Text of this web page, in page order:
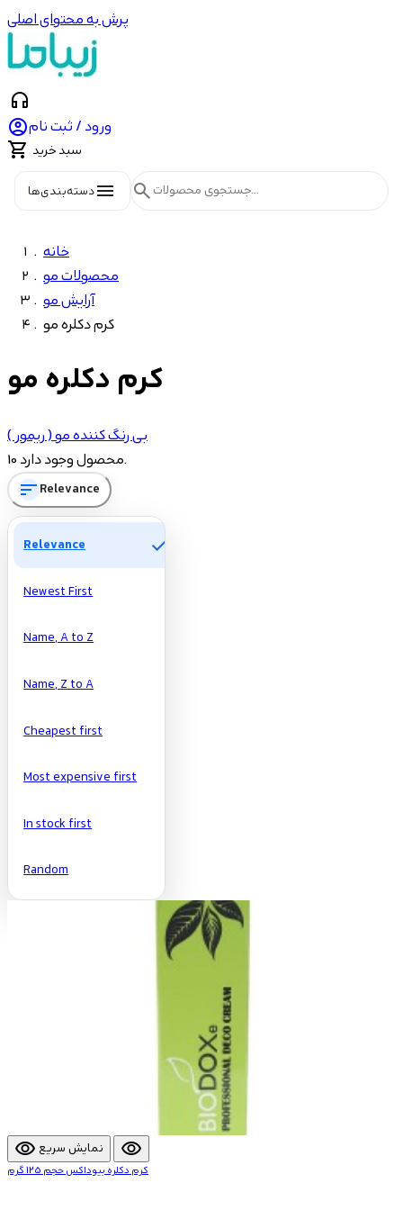
پرش به محتوای اصلی
headphones
ورود / ثبت نام
 سبد خرید
menuدسته‌بندی‌ها search
خانه
محصولات مو
آرایش مو
کرم دکلره مو
بی رنگ کننده مو ( ریمور )
Price
تومان
Manufacturers
کرم دکلره مو
بی رنگ کننده مو ( ریمور )
10 محصول وجود دارد.
sortRelevance
Relevance check
Newest First
Name, A to Z
Name, Z to A
Cheapest first
Most expensive first
In stock first
Random
visibility نمایش سریع visibility
کرم دکلره بیوداکس حجم 125 گرم